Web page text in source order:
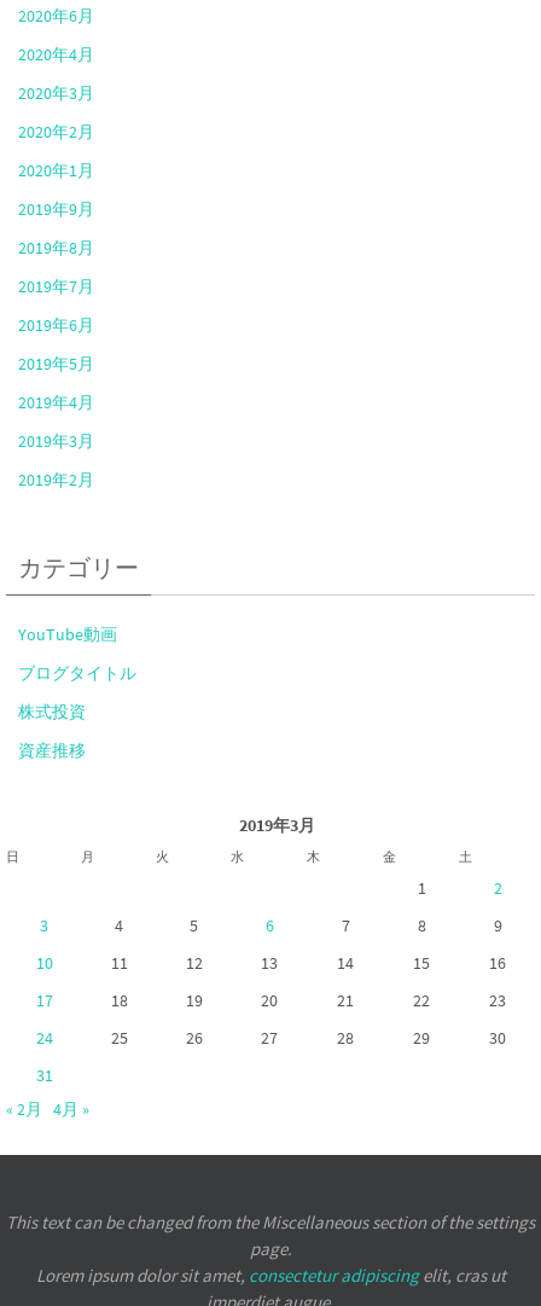
2020年6月
2020年4月
2020年3月
2020年2月
2020年1月
2019年9月
2019年8月
2019年7月
2019年6月
2019年5月
2019年4月
2019年3月
2019年2月
カテゴリー
YouTube動画
ブログタイトル
株式投資
資産推移
2019年3月
日 月 火 水 木 金 土
1
2
3
4 5 6 7 8
9
10
11 12 13 14 15
16
17
18 19 20 21 22
23
24
25 26 27 28 29
30
31
« 2月
4月 »
This text can be changed from the Miscellaneous section of the settings
page.
Lorem ipsumdolor sit amet, consectetur adipiscingelit, cras ut